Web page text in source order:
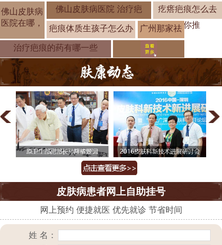
佛山皮肤病
医院在哪，
佛山皮肤病医院 治疗疤
疙瘩疤痕怎么去
为你推
疤痕体质生孩子怎么办
广州那家祛
疤医院好
治疗疤痕的药有哪一些
皮肤病患者网上自助挂号
网上预约 便捷就医 优先就诊 节省时间
姓 名：